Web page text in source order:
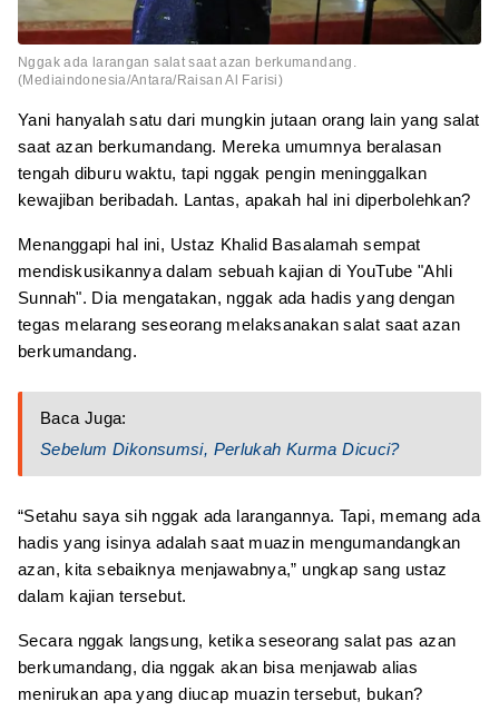
Nggak ada larangan salat saat azan berkumandang.
(Mediaindonesia/Antara/Raisan Al Farisi)
Yani hanyalah satu dari mungkin jutaan orang lain yang salat
saat azan berkumandang. Mereka umumnya beralasan
tengah diburu waktu, tapi nggak pengin meninggalkan
kewajiban beribadah. Lantas, apakah hal ini diperbolehkan?
Menanggapi hal ini, Ustaz Khalid Basalamah sempat
mendiskusikannya dalam sebuah kajian di YouTube "Ahli
Sunnah". Dia mengatakan, nggak ada hadis yang dengan
tegas melarang seseorang melaksanakan salat saat azan
berkumandang.
Baca Juga:
Sebelum Dikonsumsi, Perlukah Kurma Dicuci?
“Setahu saya sih nggak ada larangannya. Tapi, memang ada
hadis yang isinya adalah saat muazin mengumandangkan
azan, kita sebaiknya menjawabnya,” ungkap sang ustaz
dalam kajian tersebut.
Secara nggak langsung, ketika seseorang salat pas azan
berkumandang, dia nggak akan bisa menjawab alias
menirukan apa yang diucap muazin tersebut, bukan?